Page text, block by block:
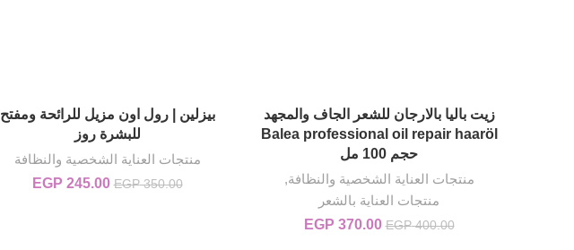
إضافة إلى السلة
زيت باليا بالارجان للشعر الجاف والمجهد
Balea professional oil repair haaröl
حجم 100 مل
منتجات العناية الشخصية والنظافة,
منتجات العناية بالشعر
EGP400.00 السعر الأصلي هو: EGP 400.00.
EGP 370.00
إضافة إلى السلة
بيزلين | رول اون مزيل للرائحة ومفتح
للبشرة روز
منتجات العناية الشخصية والنظافة
EGP350.00 السعر الأصلي هو: EGP 350.00.
EGP 245.00